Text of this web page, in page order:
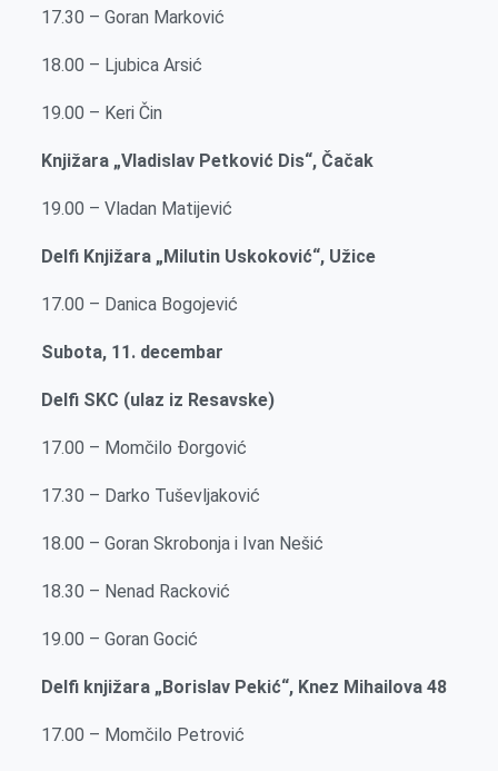
17.30 – Goran Marković
18.00 – Ljubica Arsić
19.00 – Keri Čin
Knjižara „Vladislav Petković Dis“, Čačak
19.00 – Vladan Matijević
Delfi Knjižara „Milutin Uskoković“, Užice
17.00 – Danica Bogojević
Subota, 11. decembar
Delfi SKC (ulaz iz Resavske)
17.00 – Momčilo Đorgović
17.30 – Darko Tuševljaković
18.00 – Goran Skrobonja i Ivan Nešić
18.30 – Nenad Racković
19.00 – Goran Gocić
Delfi knjižara „Borislav Pekić“, Knez Mihailova 48
17.00 – Momčilo Petrović